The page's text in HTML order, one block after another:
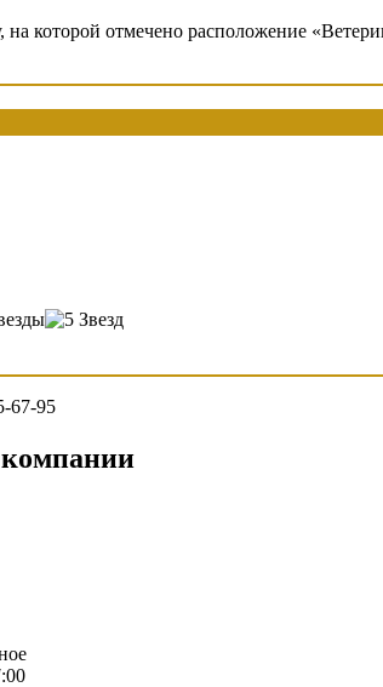
которой отмечено расположение
67-95
компании